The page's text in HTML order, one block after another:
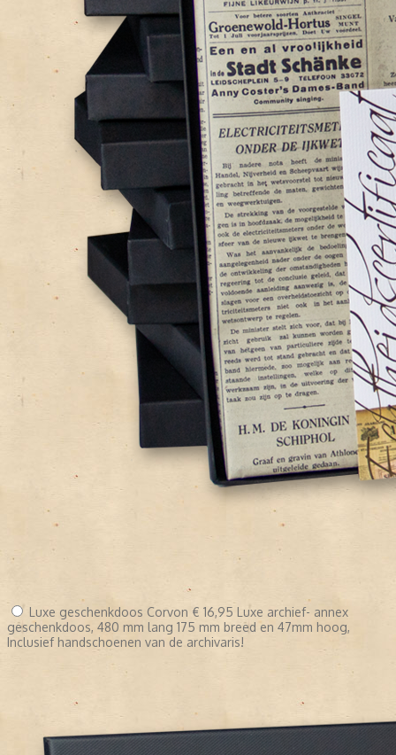
Luxe geschenkdoos Corvon € 16,95 Luxe archief- annex
geschenkdoos, 480 mm lang 175 mm breed en 47mm hoog,
Inclusief handschoenen van de archivaris!